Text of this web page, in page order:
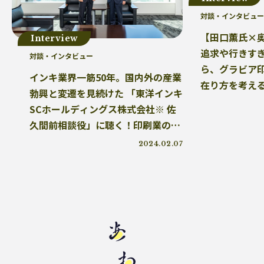
三豊市 PP 増肉係数
イオンレイクタウン
Interview
対談・インタビュー
インキ業界一筋50年。国内外の産業
勃興と変遷を見続けた 「東洋インキ
SCホールディングス株式会社※ 佐
久間前相談役」に聴く！印刷業の環
境対応は 今後のデファクトスタンダ
2024.02.07
対談・インタビュー
【田口薫氏×
追求や行きす
ら、グラビア
在り方を考え